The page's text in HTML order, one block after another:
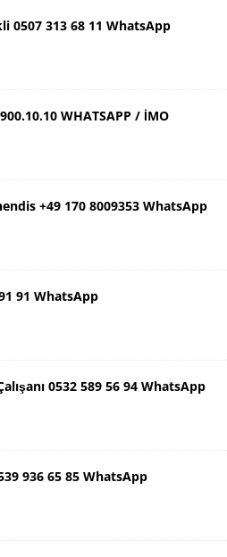
0507 313 68 11 WhatsApp
WHATSAPP / İMO
+49 170 8009353 WhatsApp
91 WhatsApp
0532 589 56 94 WhatsApp
936 65 85 WhatsApp